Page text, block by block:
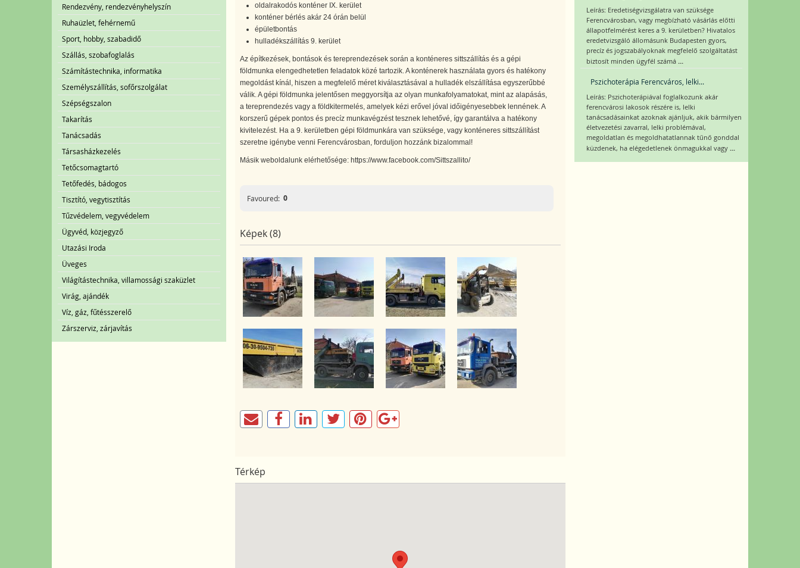
Rendezvény, rendezvényhelyszín
Ruhaüzlet, fehérnemű
Sport, hobby, szabadidő
Szállás, szobafoglalás
Számítástechnika, informatika
Személyszállítás, sofőrszolgálat
Szépségszalon
Takarítás
Tanácsadás
Társasházkezelés
Tetőcsomagtartó
Tetőfedés, bádogos
Tisztító, vegytisztítás
Tűzvédelem, vegyvédelem
Ügyvéd, közjegyző
Utazási Iroda
Üveges
Világítástechnika, villamossági szaküzlet
Virág, ajándék
Víz, gáz, fűtésszerelő
Zárszerviz, zárjavítás
oldalrakodós konténer IX. kerület
konténer bérlés akár 24 órán belül
épületbontás
hulladékszállítás 9. kerület
Az építkezések, bontások és tereprendezések során a konténeres sittszállítás és a gépi
földmunka elengedhetetlen feladatok közé tartozik. A konténerek használata gyors és hatékony
megoldást kínál, hiszen a megfelelő méret kiválasztásával a hulladék elszállítása egyszerűbbé
válik. A gépi földmunka jelentősen meggyorsítja az olyan munkafolyamatokat, mint az alapásás,
a tereprendezés vagy a földkitermelés, amelyek kézi erővel jóval időigényesebbek lennének. A
korszerű gépek pontos és precíz munkavégzést tesznek lehetővé, így garantálva a hatékony
kivitelezést. Ha a 9. kerületben gépi földmunkára van szüksége, vagy konténeres sittszállítást
szeretne igénybe venni Ferencvárosban, forduljon hozzánk bizalommal!
Másik weboldalunk elérhetősége: https://www.facebook.com/Sittszallito/
Favoured: 0
Képek (8)
Térkép
Leírás: Eredetiségvizsgálatra van szüksége
Ferencvárosban, vagy megbízható vásárlás előtti
állapotfelmérést keres a 9. kerületben? Hivatalos
eredetvizsgáló állomásunk Budapesten gyors,
precíz és jogszabályoknak megfelelő szolgáltatást
biztosít minden ügyfél számá ...
Pszichoterápia Ferencváros, lelki...
Leírás: Pszichoterápiával foglalkozunk akár
ferencvárosi lakosok részére is, lelki
tanácsadásainkat azoknak ajánljuk, akik bármilyen
életvezetési zavarral, lelki problémával,
megoldatlan és megoldhatatlannak tűnő gonddal
küzdenek, ha elégedetlenek önmagukkal vagy ...